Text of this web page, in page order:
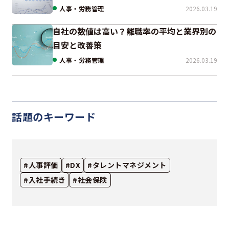
人事・労務管理 2026.03.19
自社の数値は高い？離職率の平均と業界別の
目安と改善策
人事・労務管理 2026.03.19
話題のキーワード
#人事評価 #DX
#タレントマネジメント
#入社手続き
#社会保険